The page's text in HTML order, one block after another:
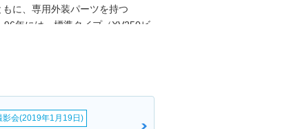
に、専用外装パーツを持つ
年には、標準タイプ（XV250ビ
影会(2019年1月19日)